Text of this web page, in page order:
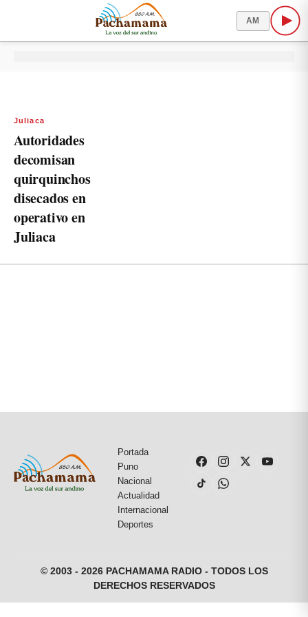
AM
Juliaca
Autoridades
decomisan
quirquinchos
disecados en
operativo en
Juliaca
Portada
Puno
Nacional
Actualidad
Internacional
Deportes
© 2003 - 2026 PACHAMAMA RADIO - TODOS LOS
DERECHOS RESERVADOS